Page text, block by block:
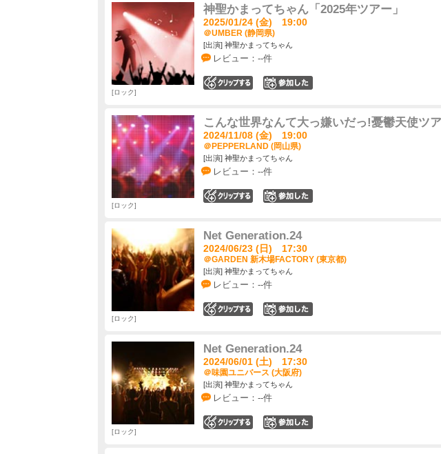
神聖かまってちゃん「2025年ツアー」
2025/01/24 (金) 19:00
＠UMBER (静岡県)
[出演] 神聖かまってちゃん
レビュー：--件
ロック
こんな世界なんて大っ嫌いだっ!憂鬱天使ツ
2024/11/08 (金) 19:00
＠PEPPERLAND (岡山県)
[出演] 神聖かまってちゃん
レビュー：--件
ロック
Net Generation.24
2024/06/23 (日) 17:30
＠GARDEN 新木場FACTORY (東京都)
[出演] 神聖かまってちゃん
レビュー：--件
ロック
Net Generation.24
2024/06/01 (土) 17:30
＠味園ユニバース (大阪府)
[出演] 神聖かまってちゃん
レビュー：--件
ロック